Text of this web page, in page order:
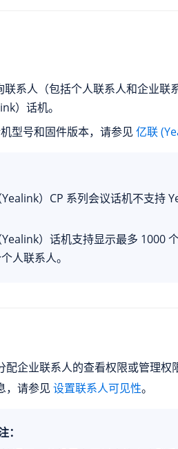
联系人（包括个人联系人和企业联
）话机。
型号和固件版本，请参见 亿联
）CP 系列会议话机不支持
）话机支持显示最多 1000
人联系人。
配企业联系人的查看权限或管理权
，请参见 设置联系人可见性。
：